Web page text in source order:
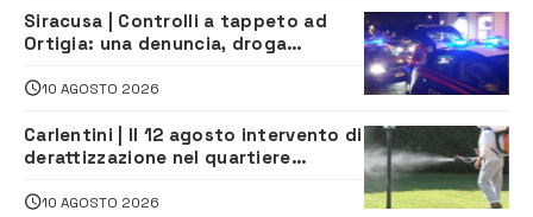
Siracusa | Controlli a tappeto ad
Ortigia: una denuncia, droga
multe
10 AGOSTO 2026
Carlentini | Il 12 agosto intervento di
derattizzazione nel quartiere
10 AGOSTO 2026